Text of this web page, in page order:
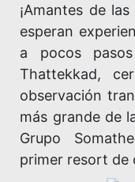
¡Amantes de
esperan
a pocos
Thattekkad,
observación
más grande de
Grupo
primer resort de